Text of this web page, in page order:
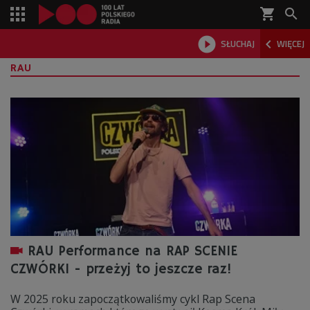
shopping_cart 
 SŁUCHAJ  WIĘCEJ

RAU
RAU Performance na RAP SCENIE
CZWÓRKI - przeżyj to jeszcze raz!
W 2025 roku zapoczątkowaliśmy cykl Rap Scena